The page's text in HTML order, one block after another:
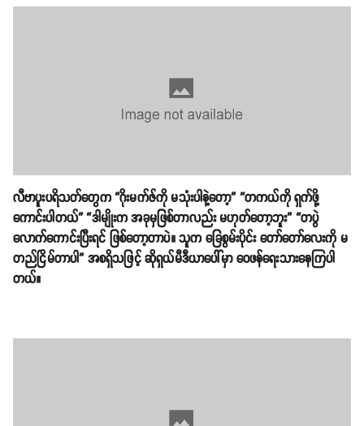
လီဗာပူးပရိသတ်တွေက “ဂိုးမက်ဇ်ကို မသုံးပါနဲ့တော့” “တကယ်ကို ရှက်ဖို့
ကောင်းပါတယ်” “ဒါမျိုးက အခုမှဖြစ်တာလည်း မဟုတ်တော့ဘူး” “တပွဲ
လောက်ကောင်းပြီးရင် ဖြစ်တော့တာပဲ။ သူက ခြေစွမ်းပိုင်း တော်တော်လေးကို မ
တည်ငြိမ်တာပါ” အစရှိသဖြင့် ဆိုရှယ်မီဒီယာပေါ်မှာ ဝေဖန်ရေးသားနေကြပါ
တယ်။